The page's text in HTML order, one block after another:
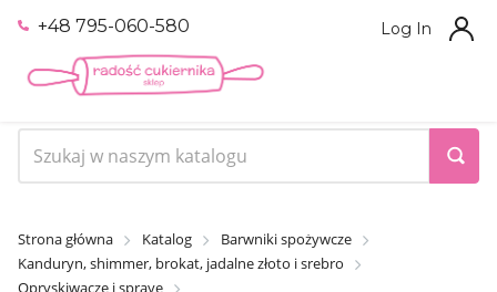
+48 795-060-580 Log In
Strona główna Katalog
Barwniki spożywcze
Kanduryn, shimmer, brokat, jadalne złoto i srebro
Opryskiwacze i spraye